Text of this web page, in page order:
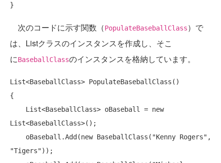
次のコードに示す関数（PopulateBaseballClass）で
は、Listクラスのインスタンスを作成し、そこ
にBaseballClassのインスタンスを格納しています。
List<BaseballClass> PopulateBaseballClass()
{
    List<BaseballClass> oBaseball =
new
List<BaseballClass>();
    oBaseball.Add(
new BaseballClass( "Kenny Rogers"
"Tigers"));